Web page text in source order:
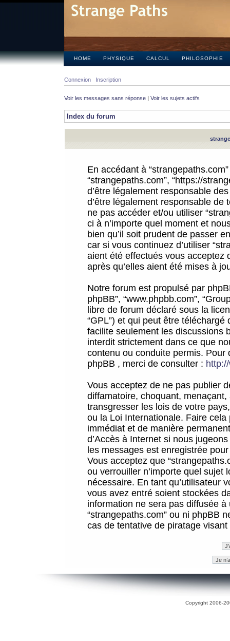
HOME PHYSIQUE CALCUL PHILOSOPHIE
Connexion Inscription
Voir les messages sans réponse | Voir les sujets actifs
Index du forum
En accédant à
“strangepaths.com”, “https://
d’être légalement responsable
d’être légalement responsable
ne pas accéder et/ou utiliser
ci à n’importe quel moment et
bien qu’il soit prudent de passer
car si vous continuez d’utiliser
aient été effectués vous acceptez
après qu’elles aient été mises à
Notre forum est propulsé par
phpBB”, “www.phpbb.com”,
libre de forum déclaré sous la
“GPL”) et qui peut être téléchargé
facilite seulement les discussions
interdit strictement dans ce que
contenu ou conduite permis.
phpBB , merci de consulter :
Vous acceptez de ne pas publier
diffamatoire, choquant,
transgresser les lois de votre
ou la Loi Internationale. Faire
immédiat et de manière
d’Accès à Internet si nous
les messages est enregistrée
Vous acceptez que
ou verrouiller n’importe quel sujet
nécessaire. En tant qu’utilisateur
vous avez entré soient stockées
information ne sera pas diffusée
“strangepaths.com” ou ni phpBB
cas de tentative de piratage
Copyright 2006-